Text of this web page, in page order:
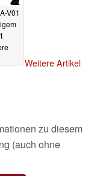
V01
Weitere Artikel
zu diesem
(auch ohne